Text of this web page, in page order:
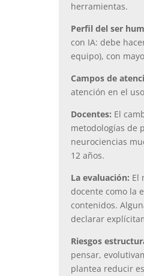
herramientas.
Perfil del ser
con IA: debe
equipo), con
Campos de
atención en el
Docentes: El
metodologías de
neurociencias
12 años.
La evaluación: El
docente como la
contenidos.
declarar
Riesgos
pensar,
plantea reducir